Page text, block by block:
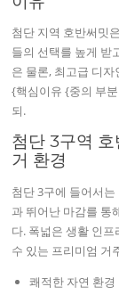
첨단 지역 호반써밋
들의 선택를 높게 받
은 물론, 최고급 디
{핵심이유 {중의 부
되.
첨단 3구역
거 환경
첨단 3구에 들어서
과 뛰어난 마감를 통
다. 폭넓은 생활 인
수 있는 프리미엄 거
쾌적한 자연 환경